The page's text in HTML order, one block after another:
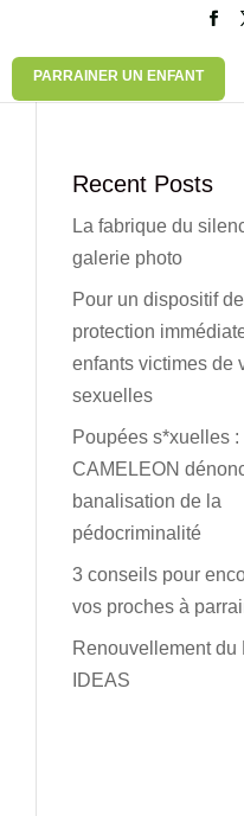
PARRAINER UN ENFANT
Recent Posts
La fabrique du
galerie photo
Pour un dispositif de
protection
enfants victimes de
sexuelles
Poupées s*xuelles :
CAMELEON
banalisation de la
pédocriminalité
3 conseils pour
vos proches à
Renouvellement du
IDEAS